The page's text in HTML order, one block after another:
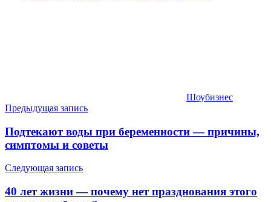
Шоубизнес
Навигация
по
записям
Предыдущая запись
Подтекают воды при беременности — причины,
симптомы и советы
Следующая запись
40 лет жизни — почему нет празднования этого